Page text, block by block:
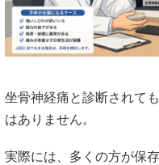
坐骨神経痛と診断されて
はありません。
実際には、多くの方が保